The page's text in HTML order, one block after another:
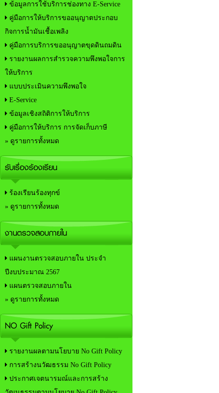
ข้อมูลการใช้บริการช่องทาง E-Service
คู่มือการให้บริการขออนุญาตประกอบ
กิจการน้ำมันเชื้อเพลิง
คู่มือการบริการขออนุญาตขุดดินถมดิน
รายงานผลการสำรวจความพึงพอใจการ
ให้บริการ
แบบประเมินความพึงพอใจ
E-Service
ข้อมูลเชิงสถิติการให้บริการ
คู่มือการให้บริการ การจัดเก็บภาษี
» ดูรายการทั้งหมด
รับเรื่องร้องเรียน
ร้องเรียนร้องทุกข์
» ดูรายการทั้งหมด
งานตรวจสอบภายใน
แผนงานตรวจสอบภายใน ประจำ
ปีงบประมาณ 2567
แผนตรวจสอบภายใน
» ดูรายการทั้งหมด
NO Gift Policy
รายงานผลตามนโยบาย No Gift Policy
การสร้างนวัฒธรรม No Gift Policy
ประกาศเจตนารมณ์และการสร้าง